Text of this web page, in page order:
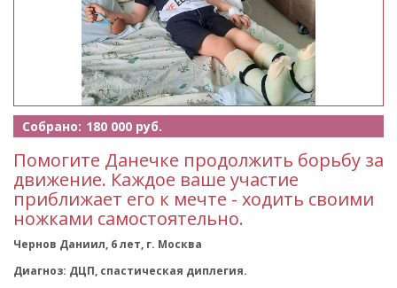
Собрано: 180 000 руб.
Помогите Данечке продолжить борьбу за
движение. Каждое ваше участие
приближает его к мечте - ходить своими
ножками самостоятельно.
Чернов Даниил, 6 лет, г. Москва
Диагноз: ДЦП, спастическая диплегия.